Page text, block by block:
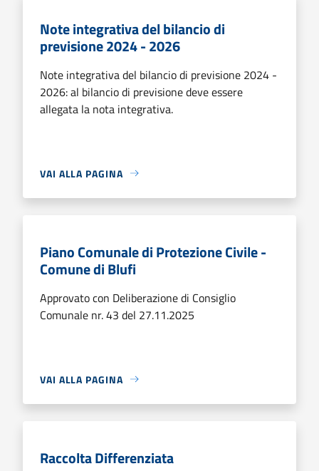
Note integrativa del bilancio di
previsione 2024 - 2026
Note integrativa del bilancio di previsione 2024 -
2026: al bilancio di previsione deve essere
allegata la nota integrativa.
VAI ALLA PAGINA
Piano Comunale di Protezione Civile -
Comune di Blufi
Approvato con Deliberazione di Consiglio
Comunale nr. 43 del 27.11.2025
VAI ALLA PAGINA
Raccolta Differenziata